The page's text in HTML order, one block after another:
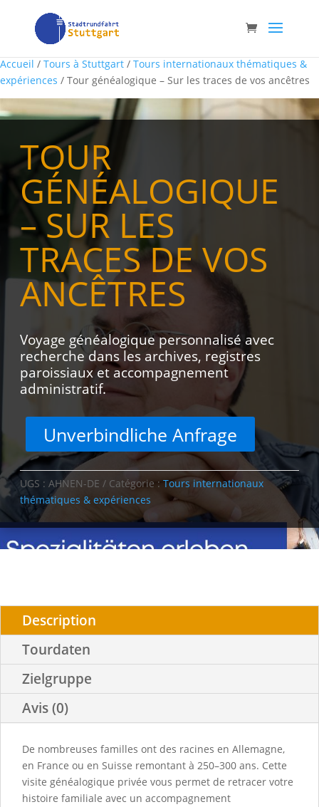
Accueil / Tours à Stuttgart / Tours internationaux thématiques &
expériences / Tour généalogique – Sur les traces de vos ancêtres
TOUR
GÉNÉALOGIQUE
– SUR LES
TRACES DE VOS
ANCÊTRES
Voyage généalogique personnalisé avec
recherche dans les archives, registres
paroissiaux et accompagnement
administratif.
Unverbindliche Anfrage
UGS : AHNEN-DE Catégorie : Tours internationaux
thématiques & expériences
Description
Tourdaten
Zielgruppe
Avis (0)
De nombreuses familles ont des racines en Allemagne,
en France ou en Suisse remontant à 250–300 ans. Cette
visite généalogique privée vous permet de retracer votre
histoire familiale avec un accompagnement